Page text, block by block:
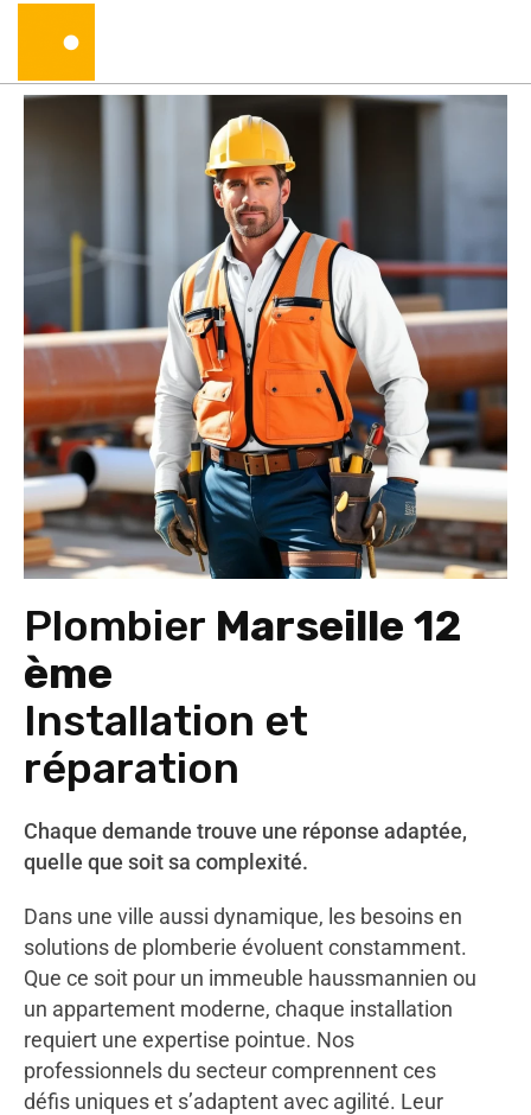
Plombier Marseille 12
ème
Installation et
réparation
Chaque demande trouve une réponse adaptée,
quelle que soit sa complexité.
Dans une ville aussi dynamique, les besoins en
solutions de plomberie évoluent constamment.
Que ce soit pour un immeuble haussmannien ou
un appartement moderne, chaque installation
requiert une expertise pointue. Nos
professionnels du secteur comprennent ces
défis uniques et s’adaptent avec agilité. Leur